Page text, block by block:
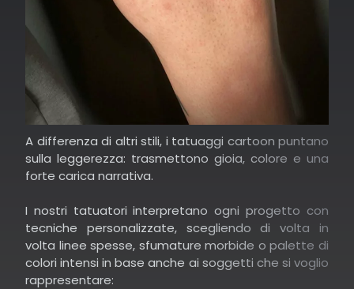
effetto artistico.
new school
moderne, che rendono i tatuaggi cartoon
esplosivi e divertenti.
I tatuaggi sui cartoni animati offrono un’ampia gamma
di soggetti e interpretazioni. Alcuni li scelgono per il
legame emotivo con l’infanzia, altri per il tono ironico o
A differenza di altri stili, i tatuaggi cartoon puntano
sulla leggerezza: trasmettono gioia, colore e una
forte carica narrativa.
I nostri tatuatori interpretano ogni progetto con
tecniche personalizzate, scegliendo di volta in
volta linee spesse, sfumature morbide o palette di
colori intensi in base anche ai soggetti che si voglio
rappresentare: